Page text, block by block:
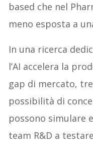
based che nel
meno esposta a
In una ricerca
l’AI accelera la
gap di mercato,
possibilità di
possono simulare
team R&D a